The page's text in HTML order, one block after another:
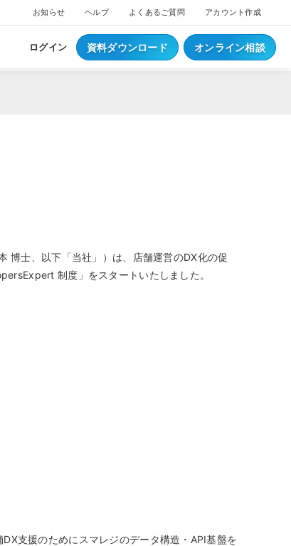
お知らせ ヘルプ よくあるご質問 アカウント作成
料はこちら
は？
こちら
ログイン 資料ダウンロード オンライン相談
博士、以下「当社」）は、店舗運営のDX化の促
制度」をスタートいたしました。
支援のためにスマレジのデータ構造・API基盤を